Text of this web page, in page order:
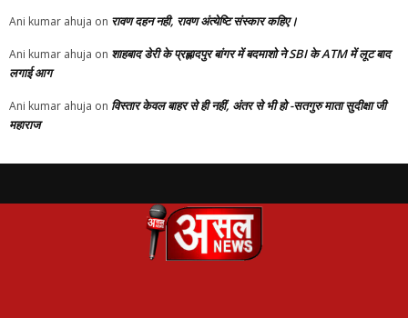
Ani kumar ahuja on रावण दहन नही, रावण अंत्येष्टि संस्कार कहिए।
Ani kumar ahuja on शाहबाद डेरी के प्रह्लादपुर बांगर में बदमाशो ने SBI के ATM में लूट बाद
लगाई आग
Ani kumar ahuja on विस्तार केवल बाहर से ही नहीं, अंतर से भी हो -सतगुरु माता सुदीक्षा जी
महाराज